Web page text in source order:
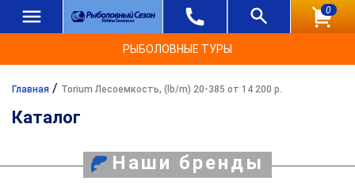
0
РЫБОЛОВНЫЕ ТУРЫ
Главная / Torium Лесоемкость, (lb/m) 20-385 от 14 200 р.
Каталог
Наши бренды